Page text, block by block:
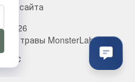
сайта
травы MonsterLab
Рус